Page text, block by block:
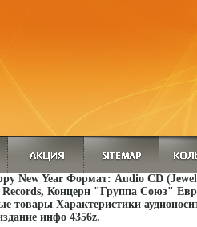
New Year Формат: Audio CD
Records, Концерн "Группа Союз"
товары Характеристики
инфо 4356z.